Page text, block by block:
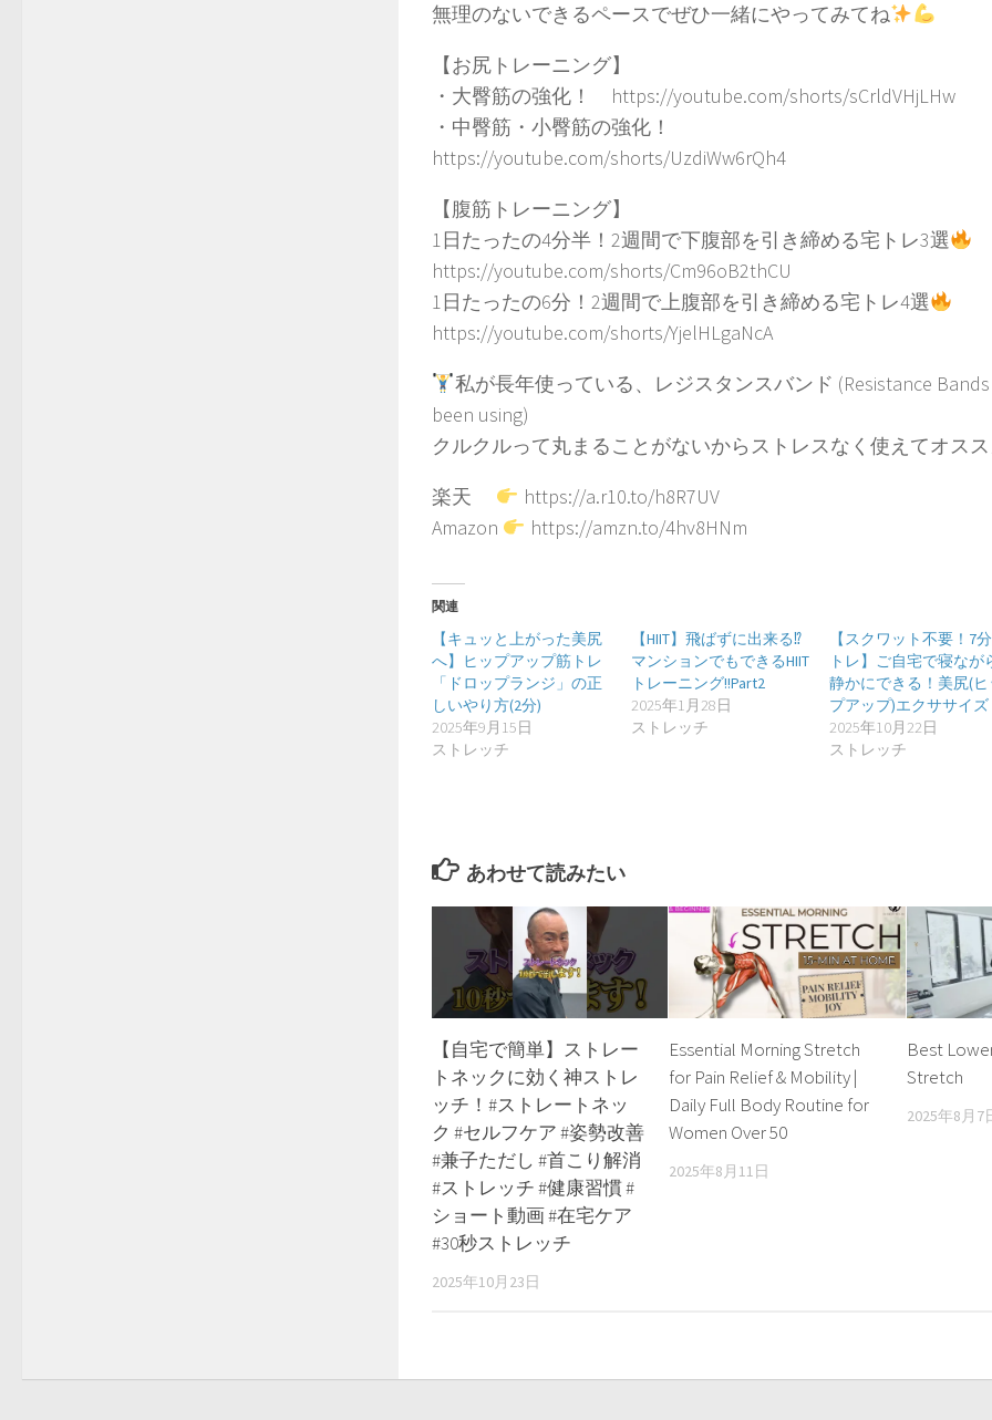
無理のないできるペースでぜひ一緒にやってみてね
【お尻トレーニング】
・大臀筋の強化！ https://youtube.com/shorts/sCrldVHjLHw
・中臀筋・小臀筋の強化！
https://youtube.com/shorts/UzdiWw6rQh4
【腹筋トレーニング】
1日たったの4分半！2週間で下腹部を引き締める宅トレ3選
https://youtube.com/shorts/Cm96oB2thCU
1日たったの6分！2週間で上腹部を引き締める宅トレ4選
https://youtube.com/shorts/YjelHLgaNcA
私が長年使っている、レジスタンスバンド (Resistance Bands
been using)
クルクルって丸まることがないからストレスなく使えてオスス
楽天
https://a.r10.to/h8R7UV
Amazon
https://amzn.to/4hv8HNm
関連
【キュッと上がった美尻
へ】ヒップアップ筋トレ
「ドロップランジ」の正
しいやり方(2分)
2025年9月15日
ストレッチ
【HIIT】飛ばずに出来る⁉︎
マンションでもできるHIIT
トレーニング!!Part2
2025年1月28日
ストレッチ
【スクワット不要！7
トレ】ご自宅で寝なが
静かにできる！美尻(ヒ
プアップ)エクササイズ
2025年10月22日
ストレッチ
あわせて読みたい
【自宅で簡単】ストレー
トネックに効く神ストレ
ッチ！#ストレートネッ
ク #セルフケア #姿勢改善
#兼子ただし #首こり解消
#ストレッチ #健康習慣 #
ショート動画 #在宅ケア
#30秒ストレッチ
2025年10月23日
Essential Morning Stretch
for Pain Relief & Mobility |
Daily Full Body Routine for
Women Over 50
2025年8月11日
Best
Stretch
2025年8月7